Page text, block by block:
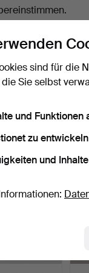
zu erhalten,
ist.
die
sind für die
Sie selbst
und Funktionen
zu
und